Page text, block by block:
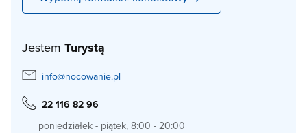
Jestem Turystą
info@nocowanie.pl
22 116 82 96
poniedziałek - piątek, 8:00 - 20:00